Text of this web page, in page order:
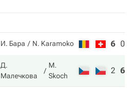
И. Бара N. Karamoko 6 0
Д.
Малечкова
M.
Skoch
2 6